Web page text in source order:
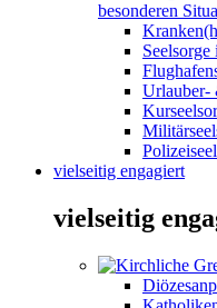
besonderen
Urlauber-
vielseitig engagiert
vielseitig